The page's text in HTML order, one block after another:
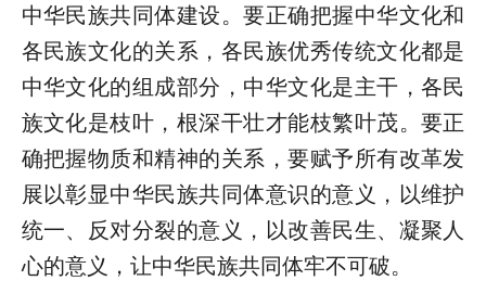
中华民族共同体建设。要正确把握中华文化和
各民族文化的关系，各民族优秀传统文化都是
中华文化的组成部分，中华文化是主干，各民
族文化是枝叶，根深干壮才能枝繁叶茂。要正
确把握物质和精神的关系，要赋予所有改革发
展以彰显中华民族共同体意识的意义，以维护
统一、反对分裂的意义，以改善民生、凝聚人
心的意义，让中华民族共同体牢不可破。